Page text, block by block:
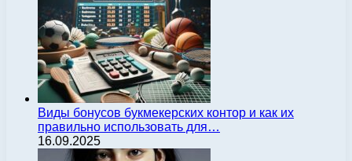
Виды бонусов букмекерских контор и как их
правильно использовать для…
16.09.2025